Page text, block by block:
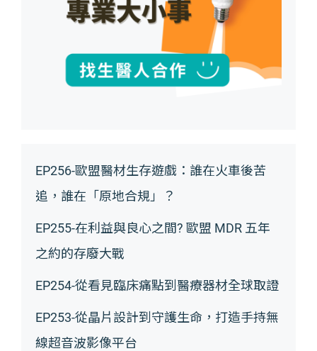
EP256-歐盟醫材生存遊戲：誰在火車後苦
追，誰在「原地合規」？
EP255-在利益與良心之間? 歐盟 MDR 五年
之約的存廢大戰
EP254-從看見臨床痛點到醫療器材全球取證
EP253-從晶片設計到守護生命，打造手持無
線超音波影像平台